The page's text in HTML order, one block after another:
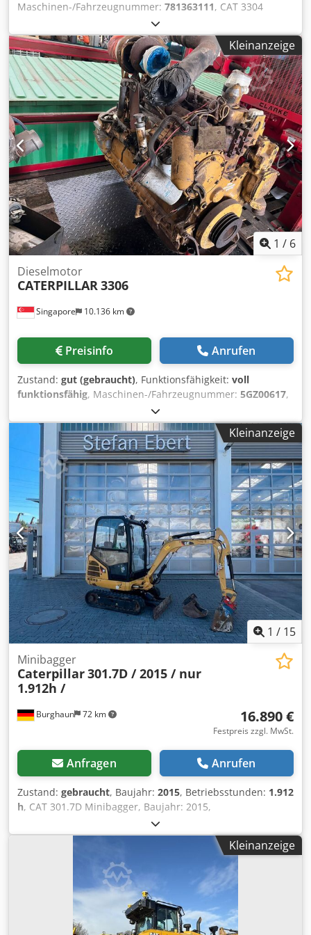
Transportmaße: Transportlänge: 10,4 m Transportbreite:
3,19 m Transporthöhe: 3,35 m Fahrwerksbreite (LC): 3,19 m
Kettenlänge auf dem Boden: 4,0 m Der angegebene Preis
ist ein Nettopreis und gilt für Export und Firmenkunden.
Für Privatkunden ist ein erheblicher Rabatt möglich. Bitte
kontaktieren Sie uns direkt telefonisch – so erhalten Sie Ihr
bestes Angebot :)
Maschinen-/Fahrzeugnummer: 781363111, CAT 3304
Zylinderkopf Crjdpfxehyx U Dj Anief * Neu * Weitere
Informationen Typ: Motor, Allgemeiner Zustand: sehr gut,
Technischer Zustand: sehr gut, Optischer Zustand: sehr
gut,
Kleinanzeige
1 / 6
Singapore 10.136 km
Dieselmotor
CATERPILLAR3306
Preisinfo Anrufen
Zustand: gut (gebraucht), Funktionsfähigkeit: voll
funktionsfähig, Maschinen-/Fahrzeugnummer: 5GZ00617,
257,42 kW (349,99 PS)
Anzahl von Zylindern:6, Gesamtgewicht:1.905 kg,
Beschreibung des Produkts Gebrauchter Lkw-Motor
Hergestellt von Caterpillar Modell 3306 Konfiguration 6-
Zylinder-Reihenmotor - 4-Takt Verdrängung 10,5 L Material
Zylinderkopf Gusseisen Crodpjund D Tsfx Anijf
Einspritzung Direkteinspritzung Ansaugung
Turboaufladung Gewicht 1905 KG Leistung 230-350 PS
Mehr Informationen Bitte kontaktieren Sie VIJAY JPN
Industrial Trading Pte Ltd 13A Pandan Crescent, Singapur
128478
Kleinanzeige
1 / 15
Burghaun 72 km
Minibagger
Caterpillar301.7D / 2015 / nur
1.912h /
16.890 €
Festpreis zzgl. MwSt.
Anfragen Anrufen
Zustand: gebraucht, Baujahr: 2015, Betriebsstunden: 1.912
h, CAT 301.7D Minibagger, Baujahr: 2015,
Betriebsstunden: nur 1.912h!, MS01 Schnellwechsler,
Motor: [13,4kW/18PS], 1x Tieflöffel 300mm, 1x
Grabenräumer starr 1.000mm, 2x Zusatzhydraulikkreis,
Gewicht: 1.977kg, Kette 80%, guter Zustand, sofort
einsatzbereit!, Auf Wunsch unterbreiten wir Ihnen ein
Leasing- oder Finanzierungsangebot., Herr Mihm (Tel.
betreut Sie gerne., Weitere Informationen finden Sie auf
unserer Homepage., Irrtümer und Zwischenverkauf
Kleinanzeige